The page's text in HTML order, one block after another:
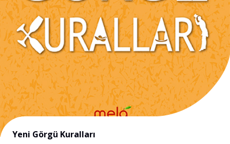
Yeni Görgü Kuralları